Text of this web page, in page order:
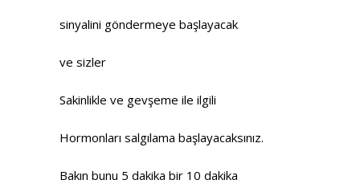
sinyalini göndermeye başlayacak
ve sizler
Sakinlikle ve gevşeme ile ilgili
Hormonları salgılama başlayacaksınız.
Bakın bunu 5 dakika bir 10 dakika